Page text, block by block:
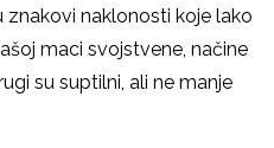
znakovi naklonosti koje lako
maci svojstvene, načine
su suptilni, ali ne manje